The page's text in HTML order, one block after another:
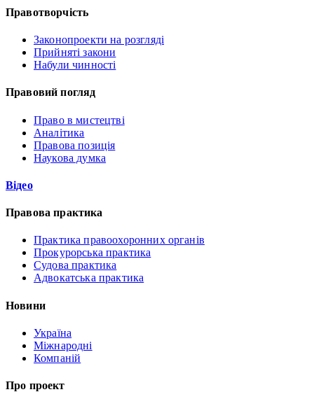
Правотворчість
Законопроекти на розгляді
Прийняті закони
Набули чинності
Правовий погляд
Право в мистецтві
Аналітика
Правова позиція
Наукова думка
Відео
Правова практика
Практика правоохоронних органів
Прокурорська практика
Судова практика
Адвокатська практика
Новини
Україна
Міжнародні
Компаній
Про проект